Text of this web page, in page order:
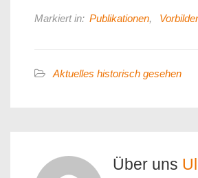
Markiert in: Publikationen, Vorbilder
Aktuelles historisch gesehen
Über uns